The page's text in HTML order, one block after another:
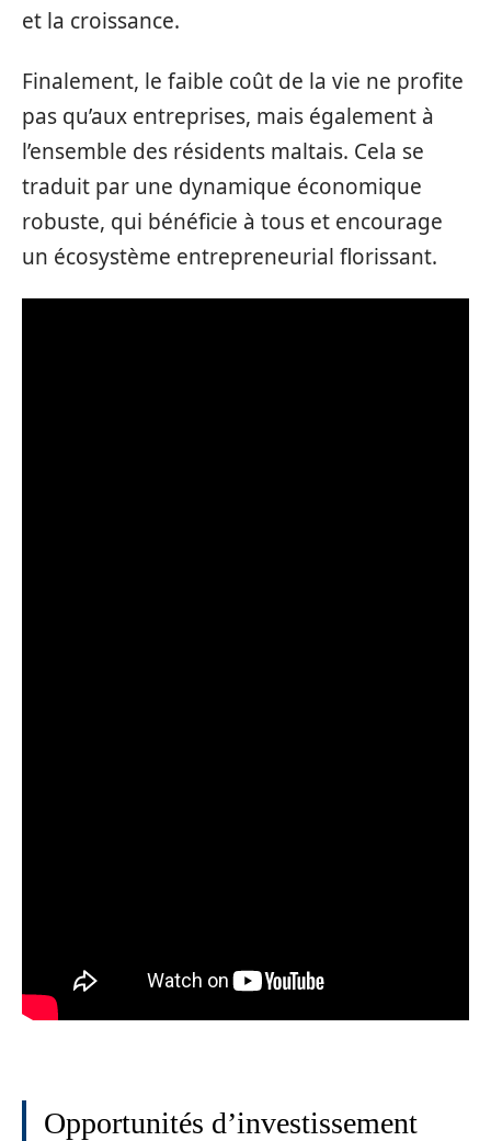
et la croissance.
Finalement, le faible coût de la vie ne profite
pas qu’aux entreprises, mais également à
l’ensemble des résidents maltais. Cela se
traduit par une dynamique économique
robuste, qui bénéficie à tous et encourage
un écosystème entrepreneurial florissant.
Opportunités d’investissement